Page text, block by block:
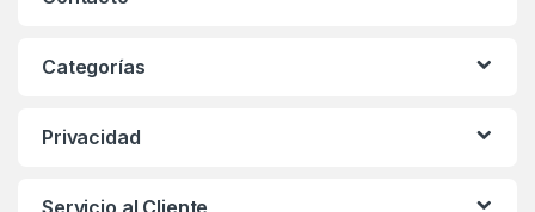
Categorías
Privacidad